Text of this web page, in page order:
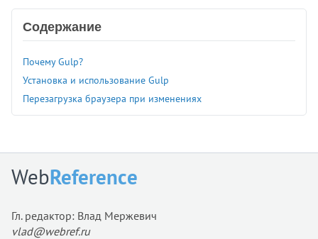
Содержание
Почему Gulp?
Установка и использование Gulp
Перезагрузка браузера при изменениях
WebReference
Гл. редактор: Влад Мержевич
vlad@webref.ru